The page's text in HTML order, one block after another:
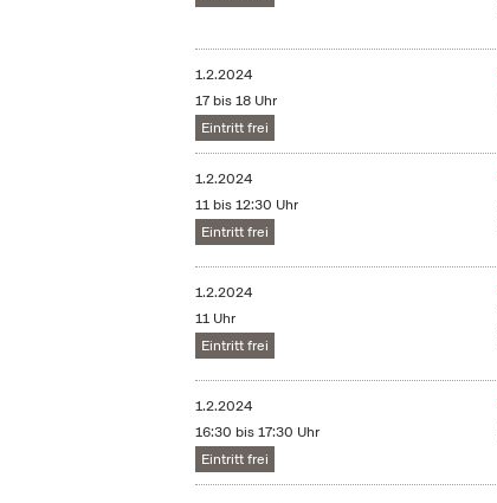
1.2.2024
17 bis 18 Uhr
Eintritt frei
1.2.2024
11 bis 12:30 Uhr
Eintritt frei
1.2.2024
11 Uhr
Eintritt frei
1.2.2024
16:30 bis 17:30 Uhr
Eintritt frei